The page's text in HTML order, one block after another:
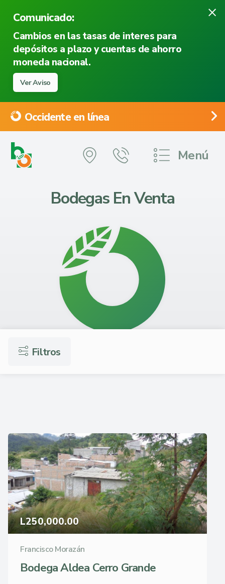
×
Comunicado:
Cambios en las tasas de interes para
depósitos a plazo y cuentas de ahorro
moneda nacional.
Ver Aviso
Occidente en línea
Menú
BodegasEn Venta
Filtros
L250,000.00
Francisco Morazán
Bodega Aldea Cerro Grande